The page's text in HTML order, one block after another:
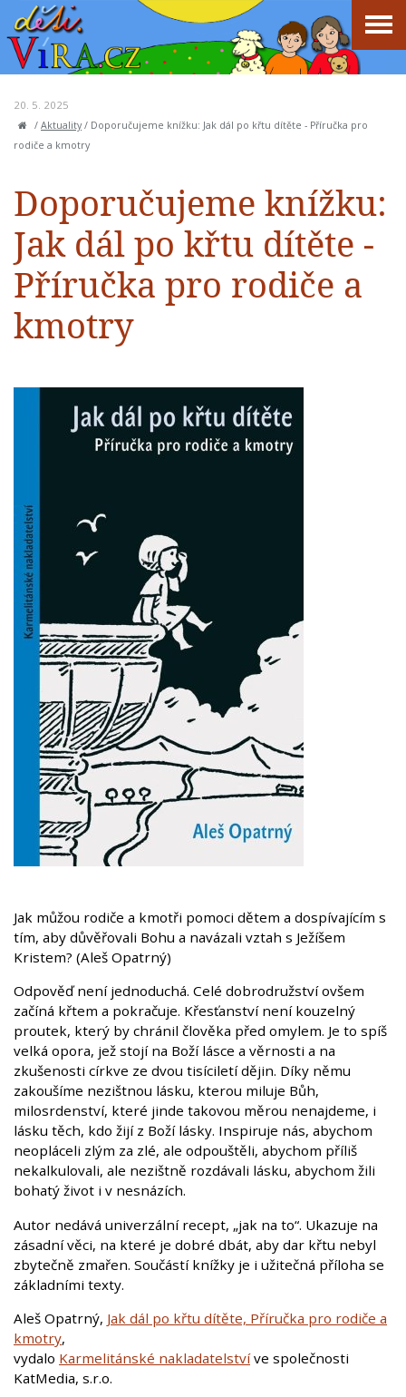
20. 5. 2025
/ Aktuality/ Doporučujeme knížku: Jak dál po křtu dítěte - Příručka pro
rodiče a kmotry
Doporučujeme knížku:
Jak dál po křtu dítěte -
Příručka pro rodiče a
kmotry
Jak můžou rodiče a kmotři pomoci dětem a dospívajícím s
tím, aby důvěřovali Bohu a navázali vztah s Ježíšem
Kristem? (Aleš Opatrný)
Odpověď není jednoduchá. Celé dobrodružství ovšem
začíná křtem a pokračuje. Křesťanství není kouzelný
proutek, který by chránil člověka před omylem. Je to spíš
velká opora, jež stojí na Boží lásce a věrnosti a na
zkušenosti církve ze dvou tisíciletí dějin. Díky němu
zakoušíme nezištnou lásku, kterou miluje Bůh,
milosrdenství, které jinde takovou měrou nenajdeme, i
lásku těch, kdo žijí z Boží lásky. Inspiruje nás, abychom
neopláceli zlým za zlé, ale odpouštěli, abychom příliš
nekalkulovali, ale nezištně rozdávali lásku, abychom žili
bohatý život i v nesnázích.
Autor nedává univerzální recept, „jak na to“. Ukazuje na
zásadní věci, na které je dobré dbát, aby dar křtu nebyl
zbytečně zmařen. Součástí knížky je i užitečná příloha se
základními texty.
Aleš Opatrný, Jak dál po křtu dítěte, Příručka pro rodiče a
kmotry,
vydalo Karmelitánské nakladatelstvíve společnosti
KatMedia, s.r.o.